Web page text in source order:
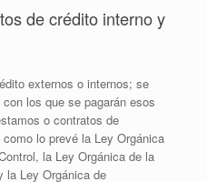
de crédito interno y
externos o internos; se
los que se pagarán esos
o contratos de
lo prevé la Ley Orgánica
la Ley Orgánica de la
la Ley Orgánica de